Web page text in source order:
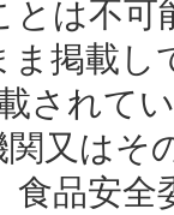
とは不
ま掲載し
されて
又はそ
食品安